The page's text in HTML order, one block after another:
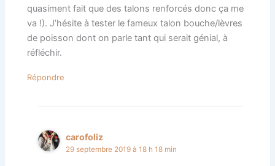
quasiment fait que des talons renforcés donc ça me
va !). J’hésite à tester le fameux talon bouche/lèvres
de poisson dont on parle tant qui serait génial, à
réfléchir.
Répondre
carofoliz
29 septembre 2019 à 18 h 18 min